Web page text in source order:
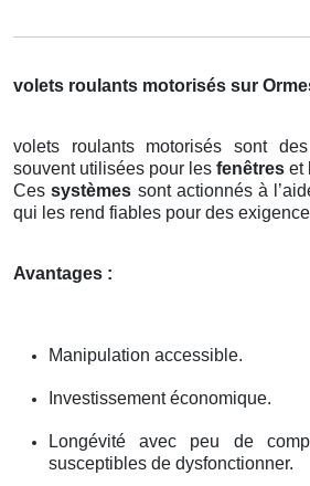
volets roulants motorisés sur
volets roulants motorisés sont
souvent utilisées pour les fenêtres et
Cessystèmes sont actionnés à
qui les rend fiables pour des
Avantages :
Manipulation accessible.
Investissement économique.
Longévité avec peu de
susceptibles de dysfonctionner.